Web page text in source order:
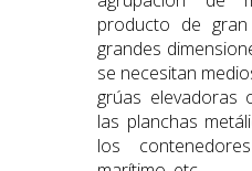
producto de
grandes
se necesitan
grúas elevadoras
las planchas
los